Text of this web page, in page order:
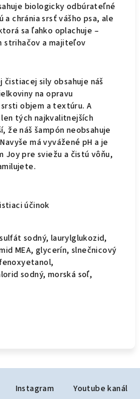
biologicky odbúrateľné
chránia srsť vášho psa, ale
sa ľahko oplachuje –
strihačov a majiteľov
sily obsahuje náš
na opravu
objem a textúru. A
tých najkvalitnejších
náš šampón neobsahuje
má vyvážené pH a je
Joy pre sviežu a čistú vôňu,
účinok
sodný, laurylglukozid,
MEA, glycerín, slnečnicový
sodný, morská soľ,
Instagram Youtube kanál